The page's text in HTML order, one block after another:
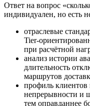
Ответ на вопрос
индивидуален, но есть
отраслевые
при расчётной
анализ истории
длительность
маршрутов
профиль
непрерывности и
тем оправданнее